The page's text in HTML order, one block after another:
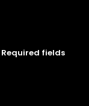
Required fields